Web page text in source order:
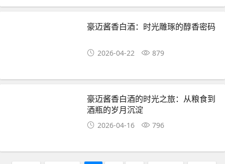
豪迈酱香白酒：时光雕琢的醇香密码
2026-04-22 879
豪迈酱香白酒的时光之旅：从粮食到
酒瓶的岁月沉淀
2026-04-16 796